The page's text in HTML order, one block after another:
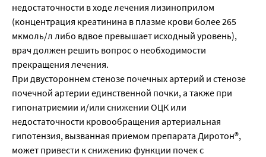
недостаточности в ходе лечения лизиноприлом
(концентрация креатинина в плазме крови более 265
мкмоль/л либо вдвое превышает исходный уровень),
врач должен решить вопрос о необходимости
прекращения лечения.
При двустороннем стенозе почечных артерий и стенозе
почечной артерии единственной почки, а также при
гипонатриемии и/или снижении ОЦК или
недостаточности кровообращения артериальная
гипотензия, вызванная приемом препарата Диротон®,
может привести к снижению функции почек с